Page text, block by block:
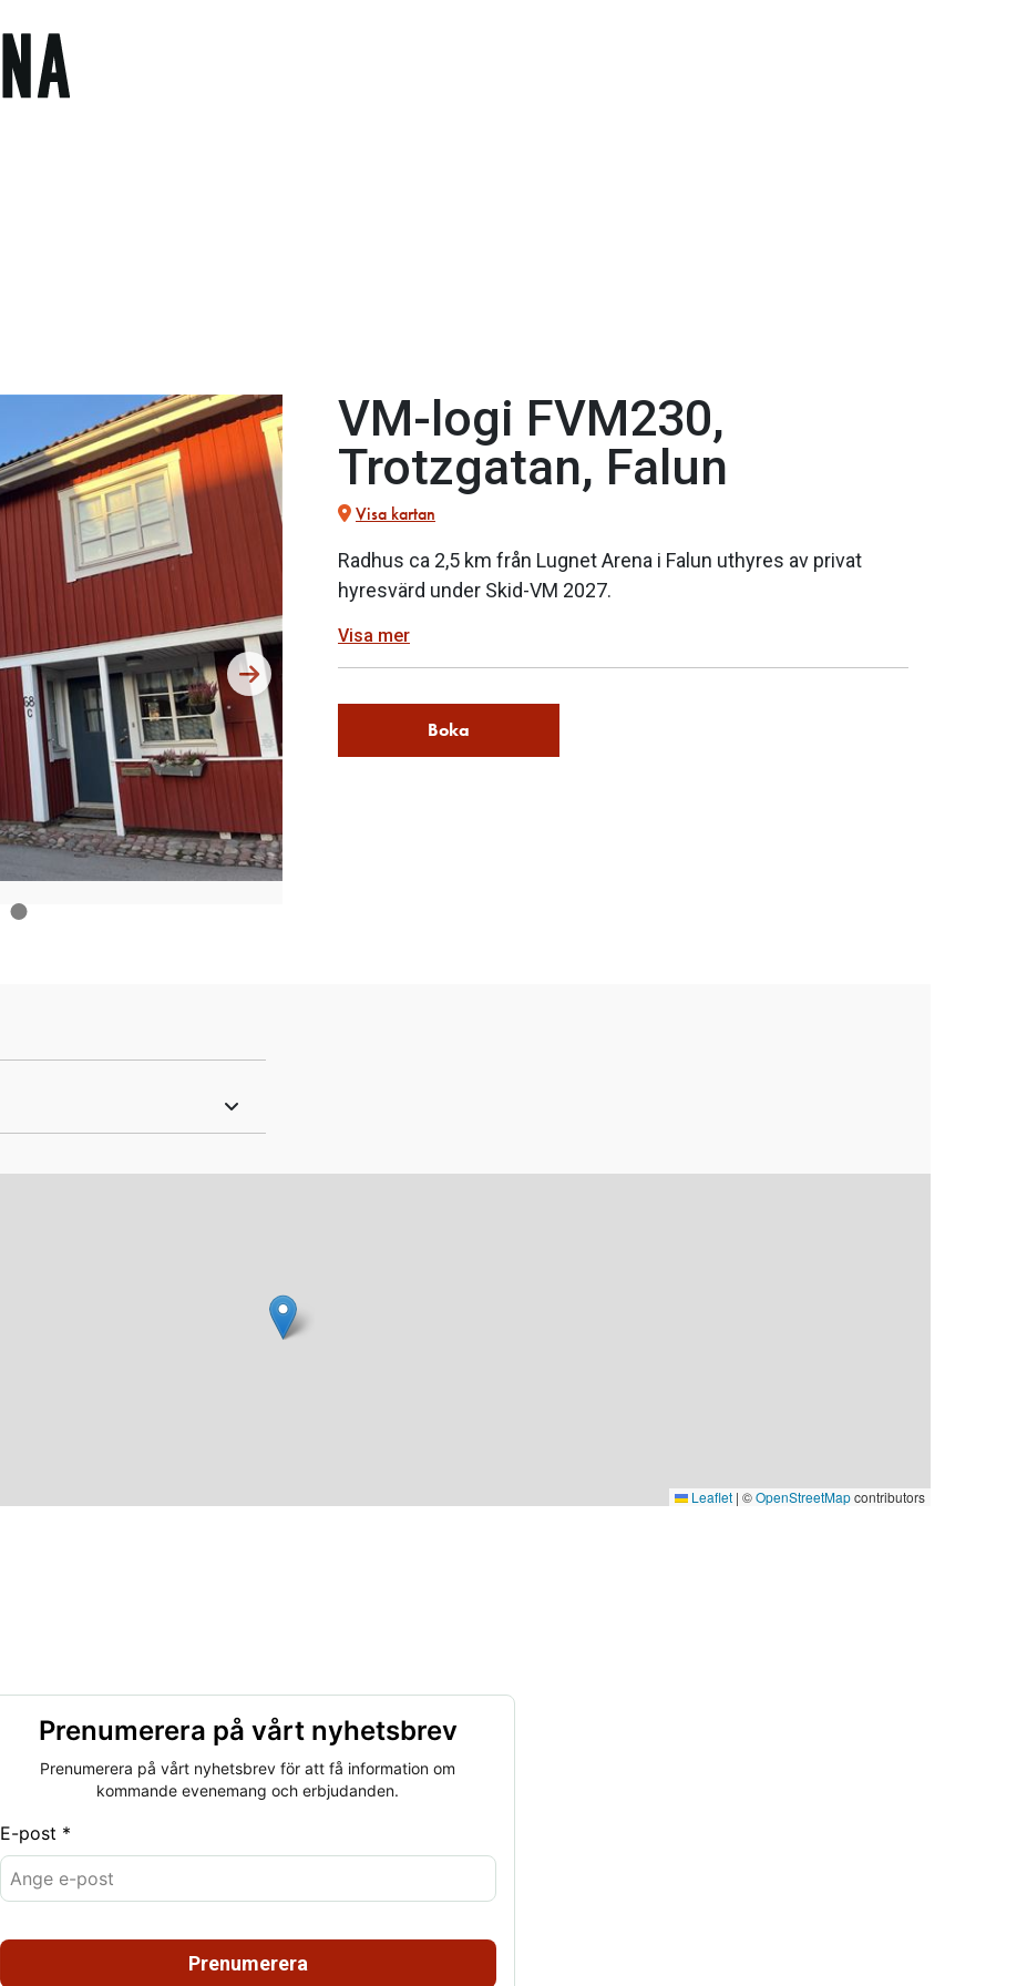
VM-logi FVM230,
Trotzgatan, Falun
Visa kartan
Radhus ca 2,5 km från Lugnet Arena i Falun uthyres av privat
hyresvärd under Skid-VM 2027.
Visa mer
Boka
Leaflet | ©OpenStreetMapcontributors
Prenumerera på vårt nyhetsbrev
Prenumerera på vårt nyhetsbrev för att få information om
kommande evenemang och erbjudanden.
E-post *
Prenumerera